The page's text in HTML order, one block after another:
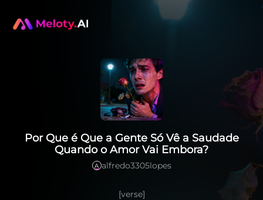
Por Que é Que a Gente Só Vê a Saudade
Quando o Amor Vai Embora?
A alfredo3305lopes
[verse]